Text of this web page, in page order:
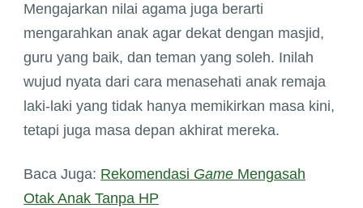
Mengajarkan nilai agama juga berarti
mengarahkan anak agar dekat dengan masjid,
guru yang baik, dan teman yang soleh. Inilah
wujud nyata dari cara menasehati anak remaja
laki-laki yang tidak hanya memikirkan masa kini,
tetapi juga masa depan akhirat mereka.
Baca Juga: Rekomendasi Game Mengasah
Otak Anak Tanpa HP